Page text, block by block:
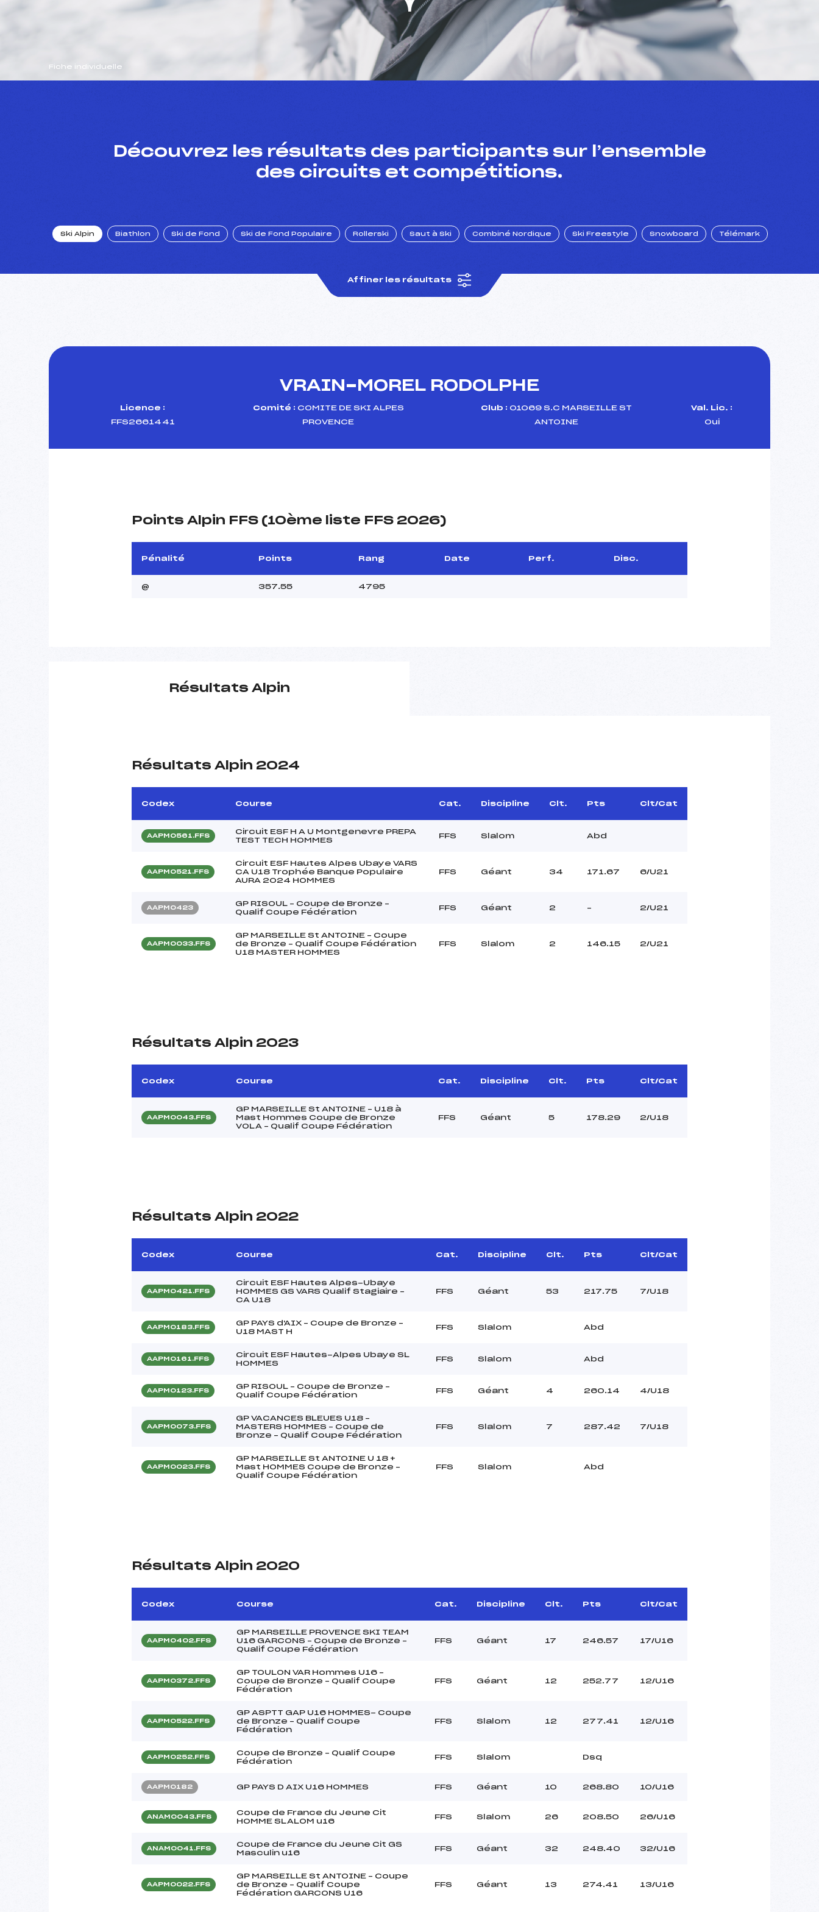
Fiche individuelle
Découvrez les résultats des participants sur l’ensemble
des circuits et compétitions.
Ski Alpin Biathlon Ski de Fond Ski de Fond Populaire Rollerski Saut à Ski Combiné Nordique Ski Freestyle Snowboard Télémark
Affiner les résultats
VRAIN-MOREL RODOLPHE
Licence :
FFS2661441
Comité : COMITE DE SKI ALPES
PROVENCE
Club : 01069 S.C MARSEILLE ST
ANTOINE
Val. Lic. :
Oui
Points Alpin FFS (10ème liste FFS 2026)
Pénalité Points Rang Date Perf. Disc.
@ 357.55 4795
Résultats Alpin
Résultats Alpin 2024
Codex Course Cat. Discipline Clt. Pts Clt/Cat
AAPM0561.FFS
Circuit ESF H A U Montgenevre PREPA
TEST TECH HOMMES
FFS Slalom Abd
AAPM0521.FFS
Circuit ESF Hautes Alpes Ubaye VARS
CA U18 Trophée Banque Populaire
AURA 2024 HOMMES
FFS Géant 34 171.67 6/U21
AAPM0423
GP RISOUL – Coupe de Bronze –
Qualif Coupe Fédération
FFS Géant 2 – 2/U21
AAPM0033.FFS
GP MARSEILLE St ANTOINE – Coupe
de Bronze – Qualif Coupe Fédération
U18 MASTER HOMMES
FFS Slalom 2 146.15 2/U21
Résultats Alpin 2023
Codex Course Cat. Discipline Clt. Pts Clt/Cat
AAPM0043.FFS
GP MARSEILLE St ANTOINE – U18 à
Mast Hommes Coupe de Bronze
VOLA – Qualif Coupe Fédération
FFS Géant 5 178.29 2/U18
Résultats Alpin 2022
Codex Course Cat. Discipline Clt. Pts Clt/Cat
AAPM0421.FFS
Circuit ESF Hautes Alpes-Ubaye
HOMMES GS VARS Qualif Stagiaire –
CA U18
FFS Géant 53 217.75 7/U18
AAPM0183.FFS
GP PAYS d'AIX – Coupe de Bronze –
U18 MAST H
FFS Slalom Abd
AAPM0161.FFS
Circuit ESF Hautes-Alpes Ubaye SL
HOMMES
FFS Slalom Abd
AAPM0123.FFS
GP RISOUL – Coupe de Bronze –
Qualif Coupe Fédération
FFS Géant 4 260.14 4/U18
AAPM0073.FFS
GP VACANCES BLEUES U18 –
MASTERS HOMMES – Coupe de
Bronze – Qualif Coupe Fédération
FFS Slalom 7 287.42 7/U18
AAPM0023.FFS
GP MARSEILLE St ANTOINE U 18 +
Mast HOMMES Coupe de Bronze –
Qualif Coupe Fédération
FFS Slalom Abd
Résultats Alpin 2020
Codex Course Cat. Discipline Clt. Pts Clt/Cat
AAPM0402.FFS
GP MARSEILLE PROVENCE SKI TEAM
U16 GARCONS – Coupe de Bronze –
Qualif Coupe Fédération
FFS Géant 17 246.57 17/U16
AAPM0372.FFS
GP TOULON VAR Hommes U16 –
Coupe de Bronze – Qualif Coupe
Fédération
FFS Géant 12 252.77 12/U16
AAPM0522.FFS
GP ASPTT GAP U16 HOMMES- Coupe
de Bronze – Qualif Coupe
Fédération
FFS Slalom 12 277.41 12/U16
AAPM0252.FFS
Coupe de Bronze – Qualif Coupe
Fédération
FFS Slalom Dsq
AAPM0182 GP PAYS D AIX U16 HOMMES FFS Géant 10 268.80 10/U16
ANAM0043.FFS
Coupe de France du Jeune Cit
HOMME SLALOM u16
FFS Slalom 26 208.50 26/U16
ANAM0041.FFS
Coupe de France du Jeune Cit GS
Masculin u16
FFS Géant 32 248.40 32/U16
AAPM0022.FFS
GP MARSEILLE St ANTOINE – Coupe
de Bronze – Qualif Coupe
Fédération GARCONS U16
FFS Géant 13 274.41 13/U16